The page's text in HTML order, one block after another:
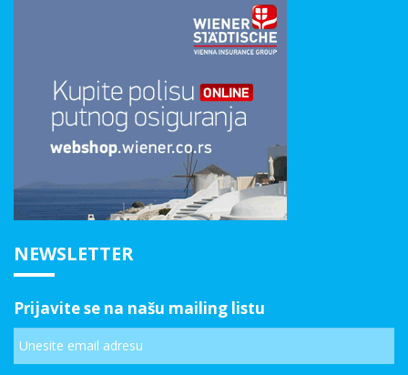
NEWSLETTER
Prijavite se na našu mailing listu